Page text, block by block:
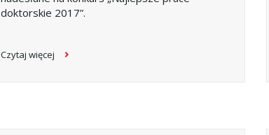
doktorskie 2017”.
Czytaj więcej